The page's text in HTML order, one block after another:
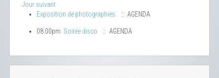
Jour suivant
Exposition de photographies
:: AGENDA
08:00pm Soirée disco :: AGENDA